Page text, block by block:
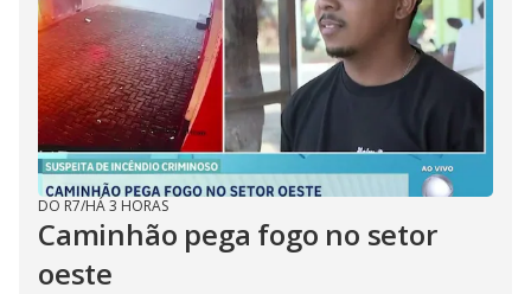
DO R7/HÁ 3 HORAS
Caminhão pega fogo no setor
oeste